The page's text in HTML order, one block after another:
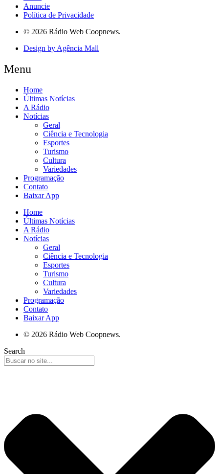
Anuncie
Política de Privacidade
© 2026 Rádio Web Coopnews.
Design by Agência Mall
Menu
Home
Últimas Notícias
A Rádio
Notícias
Geral
Ciência e Tecnologia
Esportes
Turismo
Cultura
Variedades
Programação
Contato
Baixar App
Home
Últimas Notícias
A Rádio
Notícias
Geral
Ciência e Tecnologia
Esportes
Turismo
Cultura
Variedades
Programação
Contato
Baixar App
© 2026 Rádio Web Coopnews.
Search